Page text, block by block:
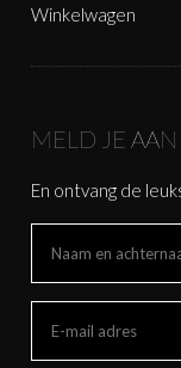
Winkelwagen
MELD JE
En ontvang de